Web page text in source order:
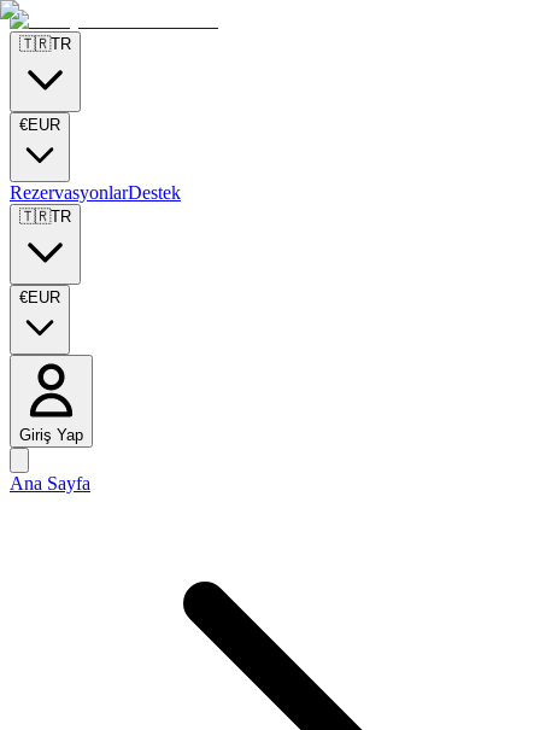
🇹🇷TR
€EUR
RezervasyonlarDestek
🇹🇷TR
€EUR
Giriş Yap
Ana Sayfa